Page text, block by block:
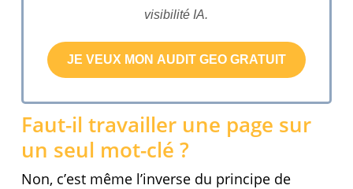
visibilité IA.
Faut-il travailler une page sur
un seul mot-clé ?
Non, c’est même l’inverse du principe de